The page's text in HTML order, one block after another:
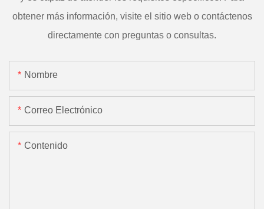
obtener más información, visite el sitio web o contáctenos
directamente con preguntas o consultas.
Nombre
Correo Electrónico
Contenido